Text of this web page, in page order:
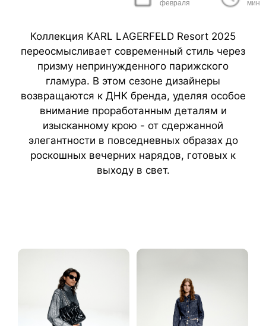
февраля
мин
Коллекция KARL LAGERFELD Resort 2025
переосмысливает современный стиль через
призму непринужденного парижского
гламура. В этом сезоне дизайнеры
возвращаются к ДНК бренда, уделяя особое
внимание проработанным деталям и
изысканному крою - от сдержанной
элегантности в повседневных образах до
роскошных вечерних нарядов, готовых к
выходу в свет.